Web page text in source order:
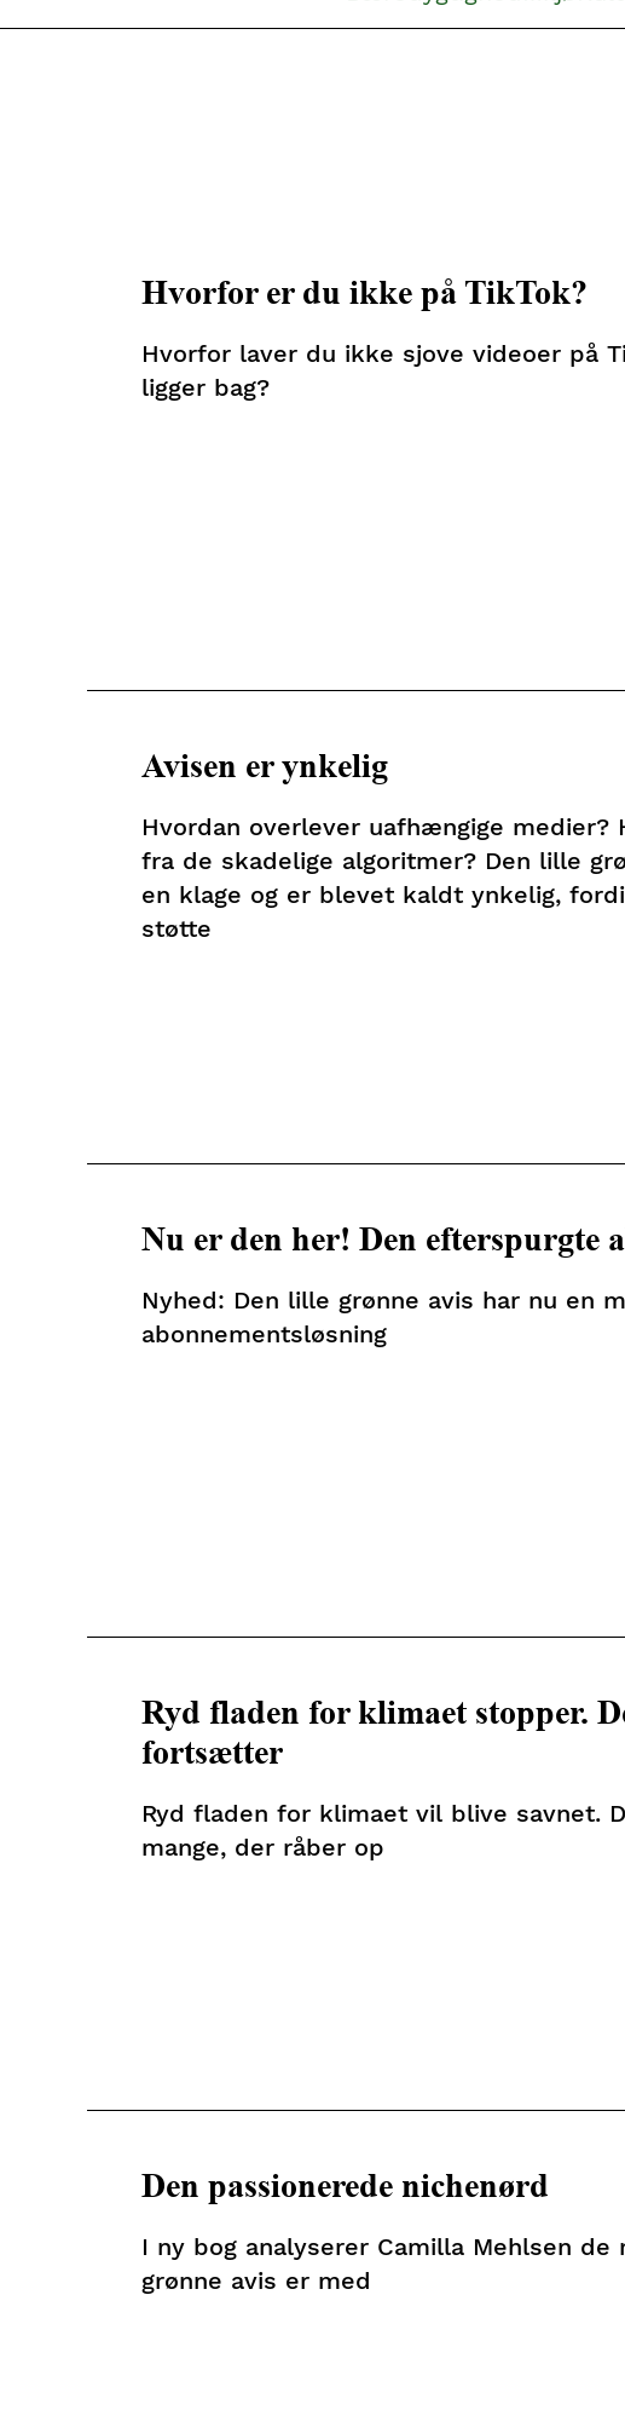
Hvorfor er du ikke på TikTok?
Hvorfor laver du ikke sjove videoer på
ligger bag?
Avisen er ynkelig
Hvordan overlever uafhængige
fra de skadelige algoritmer? Den lille
en klage og er blevet kaldt ynkelig,
støtte
Nu er den her! Den efterspurgte
Nyhed: Den lille grønne avis har nu en
abonnementsløsning
Ryd fladen for klimaet stopper.
fortsætter
Ryd fladen for klimaet vil blive savnet.
mange, der råber op
Den passionerede nichenørd
I ny bog analyserer Camilla Mehlsen de
grønne avis er med